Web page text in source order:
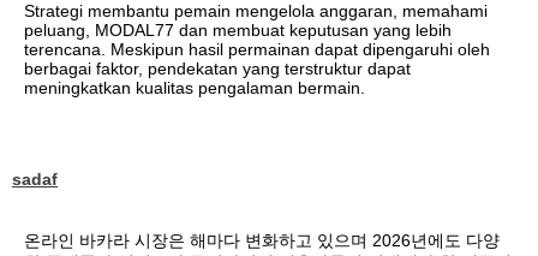
Strategi membantu pemain mengelola anggaran, memahami
peluang, MODAL77 dan membuat keputusan yang lebih
terencana. Meskipun hasil permainan dapat dipengaruhi oleh
berbagai faktor, pendekatan yang terstruktur dapat
meningkatkan kualitas pengalaman bermain.
sadaf
온라인 바카라 시장은 해마다 변화하고 있으며 2026년에도 다양